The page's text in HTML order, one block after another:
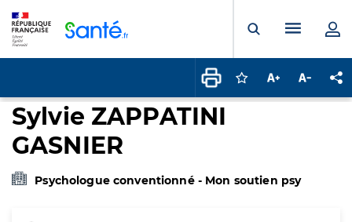
Ouvrir laMenu
Connectez-vous
Augmenter la
Sylvie ZAPPATINI
GASNIER
Psychologue conventionné - Mon soutien psy